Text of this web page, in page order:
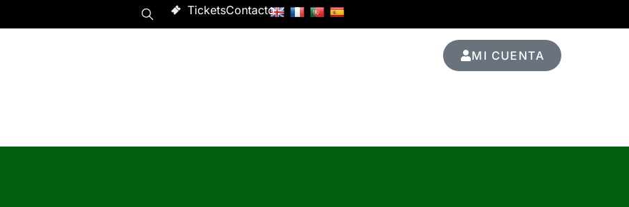
TicketsContacto
MI CUENTA